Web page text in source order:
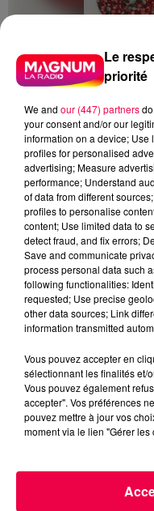
5 août 2026
Des assiettes
excès de plomb
Du plomb a été
céramique vendues
Le
priorité
We and our (447) partners
your consent and/or our
information on a device; Use
profiles for personalised
advertising; Measure
performance; Understand
of data from different
profiles to personalise
content; Use limited data to
detect fraud, and fix errors;
Save and communicate
process personal data such
following functionalities:
requested; Use precise
other data sources; Link
information transmitted
Vous pouvez accepter en
sélectionnant les finalités et/
Vous pouvez également
accepter". Vos préférences
pouvez mettre à jour vos
moment via le lien "Gérer